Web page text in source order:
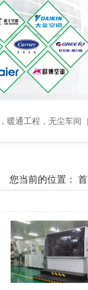
暖通工程，无尘车间
您当前的位置：